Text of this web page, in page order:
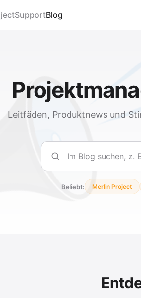
SupportBlog
Leitfäden, Produktnews und
Suchen
Beliebt: Merlin Project